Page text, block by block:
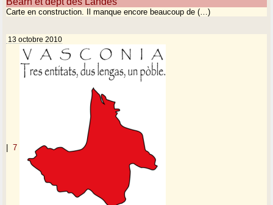
Carte en construction. Il manque encore beaucoup de (…)
13 octobre 2010
| 7